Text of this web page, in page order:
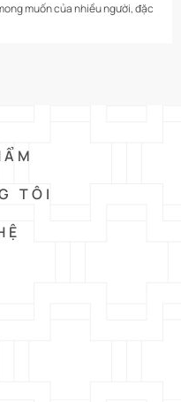
muốn của nhiều người, đặc
TÔI